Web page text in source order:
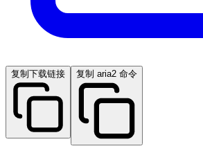
复制下载链接 复制 aria2 命令